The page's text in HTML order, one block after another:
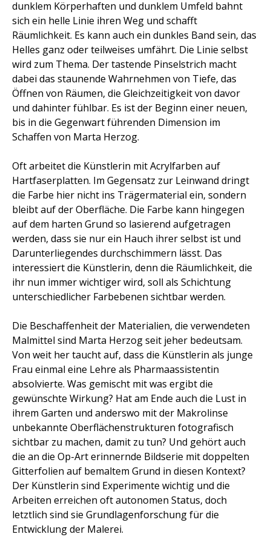
dunklem Körperhaften und dunklem Umfeld bahnt
sich ein helle Linie ihren Weg und schafft
Räumlichkeit. Es kann auch ein dunkles Band sein, das
Helles ganz oder teilweises umfährt. Die Linie selbst
wird zum Thema. Der tastende Pinselstrich macht
dabei das staunende Wahrnehmen von Tiefe, das
Öffnen von Räumen, die Gleichzeitigkeit von davor
und dahinter fühlbar. Es ist der Beginn einer neuen,
bis in die Gegenwart führenden Dimension im
Schaffen von Marta Herzog.
Oft arbeitet die Künstlerin mit Acrylfarben auf
Hartfaserplatten. Im Gegensatz zur Leinwand dringt
die Farbe hier nicht ins Trägermaterial ein, sondern
bleibt auf der Oberfläche. Die Farbe kann hingegen
auf dem harten Grund so lasierend aufgetragen
werden, dass sie nur ein Hauch ihrer selbst ist und
Darunterliegendes durchschimmern lässt. Das
interessiert die Künstlerin, denn die Räumlichkeit, die
ihr nun immer wichtiger wird, soll als Schichtung
unterschiedlicher Farbebenen sichtbar werden.
Die Beschaffenheit der Materialien, die verwendeten
Malmittel sind Marta Herzog seit jeher bedeutsam.
Von weit her taucht auf, dass die Künstlerin als junge
Frau einmal eine Lehre als Pharmaassistentin
absolvierte. Was gemischt mit was ergibt die
gewünschte Wirkung? Hat am Ende auch die Lust in
ihrem Garten und anderswo mit der Makrolinse
unbekannte Oberflächenstrukturen fotografisch
sichtbar zu machen, damit zu tun? Und gehört auch
die an die Op-Art erinnernde Bildserie mit doppelten
Gitterfolien auf bemaltem Grund in diesen Kontext?
Der Künstlerin sind Experimente wichtig und die
Arbeiten erreichen oft autonomen Status, doch
letztlich sind sie Grundlagenforschung für die
Entwicklung der Malerei.